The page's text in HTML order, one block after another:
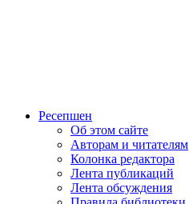
Ресепшен
Об этом сайте
Авторам и читателям
Колонка редактора
Лента публикаций
Лента обсуждения